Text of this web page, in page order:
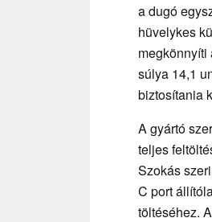
a dugó
hüvelykes
megkönnyíti
súlya 14,1
biztosítania
A gyártó
teljes
Szokás
C port
töltéséhez.